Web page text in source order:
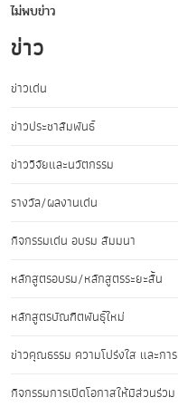
ไม่พบข่าว
ข่าว
ข่าวเด่น
ข่าวประชาสัมพันธ์
ข่าววิจัยและนวัตกรรม
รางวัล/ผลงานเด่น
กิจกรรมเด่น อบรม สัมมนา
หลักสูตรอบรม/หลักสูตรระยะสั้น
หลักสูตรบัณฑิตพันธุ์ใหม่
ข่าวคุณธรรม ความโปร่งใส และก
กิจกรรมการเปิดโอกาสให้มีส่วนร่วม